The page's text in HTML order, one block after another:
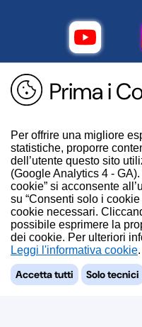
Prima i
Per offrire una migliore
statistiche, proporre
dell’utente questo sito
(Google Analytics 4 -
cookie” si acconsente
su “Consenti solo i
cookie necessari.
possibile esprimere la
dei cookie. Per ulteriori
.
Accetta tutti Solo tecnici